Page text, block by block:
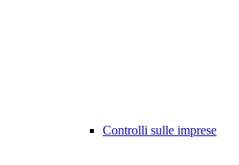
Controlli sulle imprese